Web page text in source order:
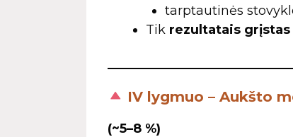
tarptautinės
Tik rezultatais
IV lygmuo – Aukšto
(~5–8 %)